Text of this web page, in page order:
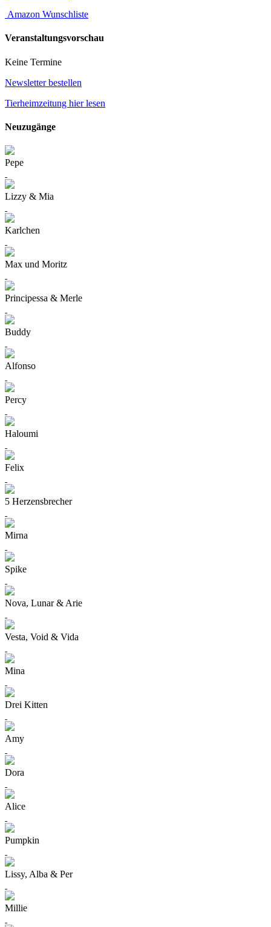
Amazon Wunschliste
Veranstaltungsvorschau
Keine Termine
Newsletter bestellen
Tierheimzeitung hier lesen
Neuzugänge
Pepe
Lizzy & Mia
Karlchen
Max und Moritz
Principessa & Merle
Buddy
Alfonso
Percy
Haloumi
Felix
5 Herzensbrecher
Mirna
Spike
Nova, Lunar & Arie
Vesta, Void & Vida
Mina
Drei Kitten
Amy
Dora
Alice
Pumpkin
Lissy, Alba & Per
Millie